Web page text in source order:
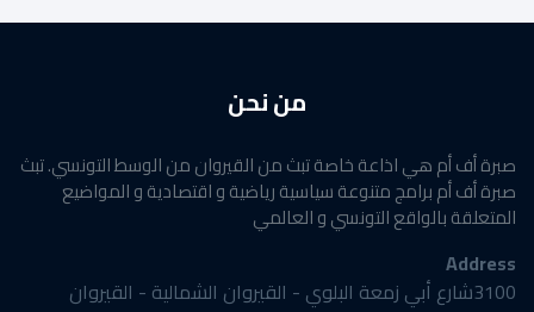
من نحن
صبرة أف أم هي اذاعة خاصة تبث من القيروان من الوسط التونسي. تبث
صبرة أف أم برامج متنوعة سياسية رياضية و اقتصادية و المواضيع
المتعلقة بالواقع التونسي و العالمي
Address
3100شارع أبي زمعة البلوي - القيروان الشمالية - القيروان